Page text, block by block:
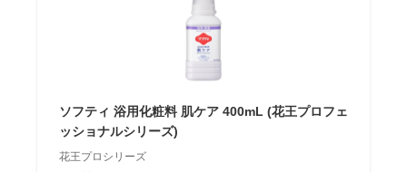
ソフティ 浴用化粧料 肌ケア 400mL (花王プロフェ
ッショナルシリーズ)
花王プロシリーズ